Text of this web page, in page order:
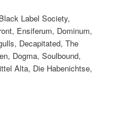
Label Society,
Ensiferum, Dominum,
Decapitated, The
Dogma, Soulbound,
Alta, Die Habenichtse,